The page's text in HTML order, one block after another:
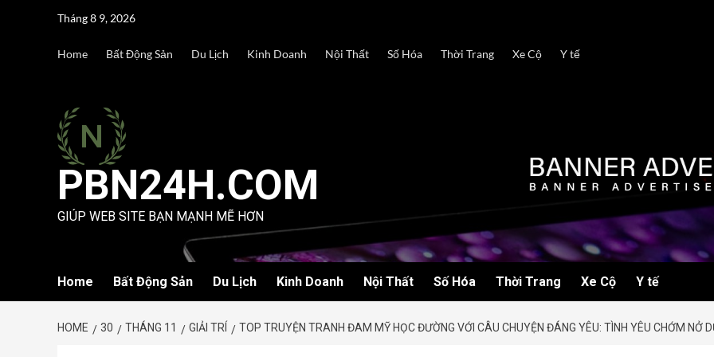
Tháng 8 9, 2026
Home Bất Động Sản Du Lịch Kinh Doanh Nội Thất Số Hóa Thời Trang Xe Cộ Y tế
PBN24H.COM
GIÚP WEB SITE BẠN MẠNH MẼ HƠN
Home Bất Động Sản Du Lịch Kinh Doanh Nội Thất Số Hóa Thời Trang Xe Cộ Y tế
HOME 30 THÁNG 11 GIẢI TRÍ TOP TRUYỆN TRANH ĐAM MỸ HỌC ĐƯỜNG VỚI CÂU CHUYỆN ĐÁNG YÊU: TÌNH YÊU CHỚM NỞ